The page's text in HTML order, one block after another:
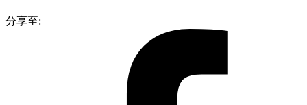
分享至: